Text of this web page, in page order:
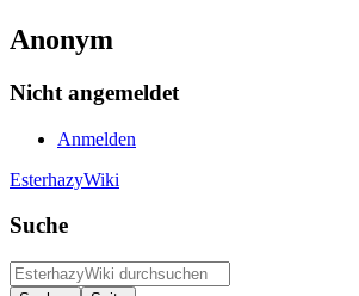
Anonym
Nicht angemeldet
Anmelden
EsterhazyWiki
Suche